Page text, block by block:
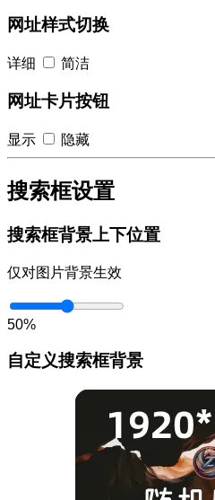
网址样式切换
详细 简洁
网址卡片按钮
显示 隐藏
搜索框设置
搜索框背景上下位置
仅对图片背景生效
50%
自定义搜索框背景